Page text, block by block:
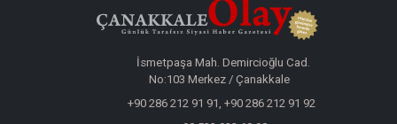
İsmetpaşa Mah. Demircioğlu Cad.
No:103 Merkez / Çanakkale
+90 286 212 91 91, +90 286 212 91 92